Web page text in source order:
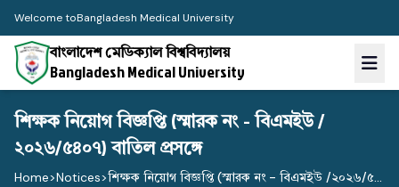
Welcome toBangladesh Medical University
বাংলাদেশ মেডিক্যাল বিশ্ববিদ্যালয়
Bangladesh Medical University
শিক্ষক নিয়োগ বিজ্ঞপ্তি (স্মারক নং - বিএমইউ /
২০২৬/৫৪০৭) বাতিল প্রসঙ্গে
Home>Notices>শিক্ষক নিয়োগ বিজ্ঞপ্তি (স্মারক নং - বিএমইউ /২০২৬/৫...